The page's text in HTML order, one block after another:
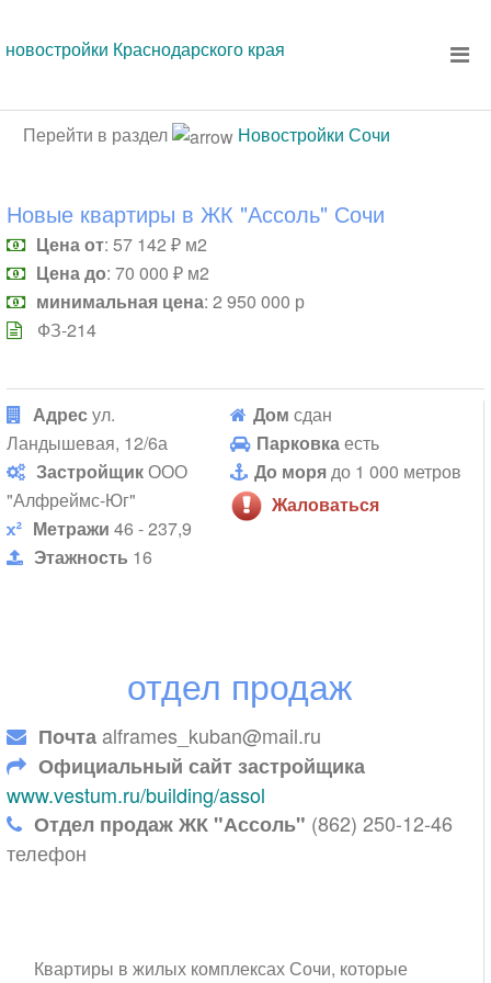
новостройки Краснодарского края
Перейти в раздел Новостройки Сочи
Новые квартиры в ЖК "Ассоль" Сочи
Цена от: 57 142 ₽ м2
Цена до: 70 000 ₽ м2
минимальная цена: 2 950 000 р
ФЗ-214
Дом сдан
Парковкаесть
До морядо 1 000 метров
Жаловаться
Адресул.
Ландышевая, 12/6а
ЗастройщикООО
"Алфреймс-Юг"
Метражи 46 - 237,9
Этажность 16
отдел продаж
Почтаalframes_kuban@mail.ru
Официальный сайт застройщика
www.vestum.ru/building/assol
Отдел продаж ЖК "Ассоль" (862) 250-12-46
телефон
Квартиры в жилых комплексах Сочи, которые